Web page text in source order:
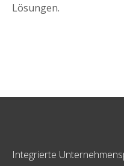
Lösungen.
Integrierte